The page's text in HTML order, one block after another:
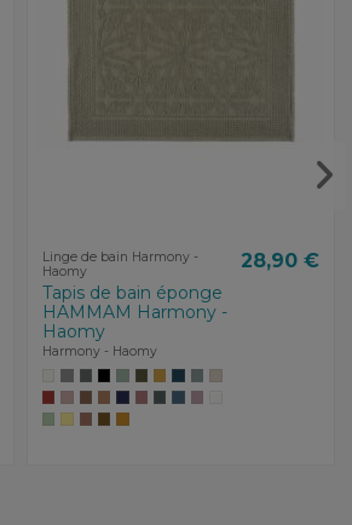
Linge de bain Harmony -
Haomy
Tapis de bain éponge
HAMMAM Harmony -
Haomy
Harmony - Haomy
28,90 €